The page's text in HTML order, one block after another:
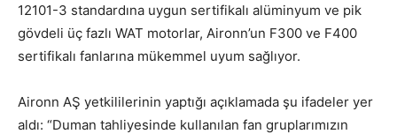
12101-3 standardına uygun sertifikalı alüminyum ve pik
gövdeli üç fazlı WAT motorlar, Aironn’un F300 ve F400
sertifikalı fanlarına mükemmel uyum sağlıyor.
Aironn AŞ yetkililerinin yaptığı açıklamada şu ifadeler yer
aldı: “Duman tahliyesinde kullanılan fan gruplarımızın